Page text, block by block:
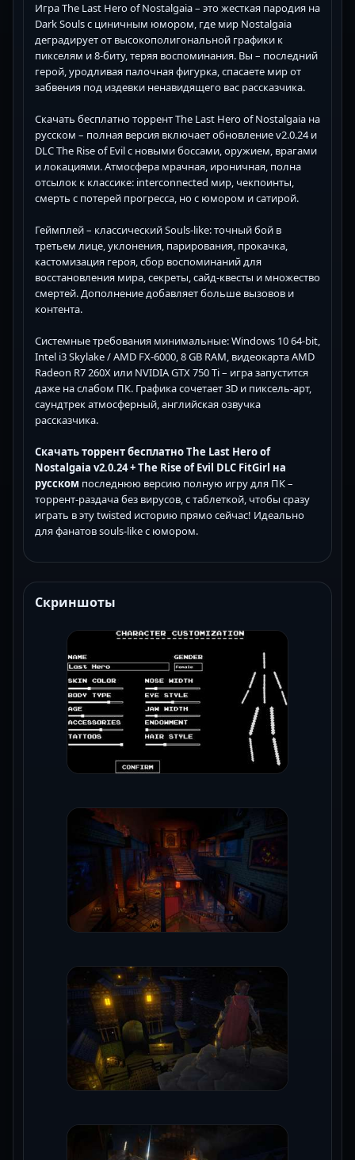
Игра The Last Hero of Nostalgaia – это жесткая пародия на
Dark Souls с циничным юмором, где мир Nostalgaia
деградирует от высокополигональной графики к
пикселям и 8-биту, теряя воспоминания. Вы – последний
герой, уродливая палочная фигурка, спасаете мир от
забвения под издевки ненавидящего вас рассказчика.
Скачать бесплатно торрент The Last Hero of Nostalgaia на
русском – полная версия включает обновление v2.0.24 и
DLC The Rise of Evil с новыми боссами, оружием, врагами
и локациями. Атмосфера мрачная, ироничная, полна
отсылок к классике: interconnected мир, чекпоинты,
смерть с потерей прогресса, но с юмором и сатирой.
Геймплей – классический Souls-like: точный бой в
третьем лице, уклонения, парирования, прокачка,
кастомизация героя, сбор воспоминаний для
восстановления мира, секреты, сайд-квесты и множество
смертей. Дополнение добавляет больше вызовов и
контента.
Системные требования минимальные: Windows 10 64-bit,
Intel i3 Skylake / AMD FX-6000, 8 GB RAM, видеокарта AMD
Radeon R7 260X или NVIDIA GTX 750 Ti – игра запустится
даже на слабом ПК. Графика сочетает 3D и пиксель-арт,
саундтрек атмосферный, английская озвучка
рассказчика.
Скачать торрент бесплатно The Last Hero of
Nostalgaia v2.0.24 + The Rise of Evil DLC FitGirl на
русском последнюю версию полную игру для ПК –
торрент-раздача без вирусов, с таблеткой, чтобы сразу
играть в эту twisted историю прямо сейчас! Идеально
для фанатов souls-like с юмором.
Скриншоты